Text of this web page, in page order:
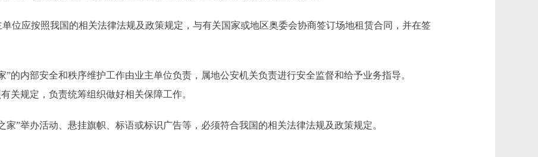
应按照我国的相关法律法规及政策规定，与有关国家或地区奥委会协商签订场地租赁合同，并在签
内部安全和秩序维护工作由业主单位负责，属地公安机关负责进行安全监督和给予业务指导。
关规定，负责统筹组织做好相关保障工作。
举办活动、悬挂旗帜、标语或标识广告等，必须符合我国的相关法律法规及政策规定。